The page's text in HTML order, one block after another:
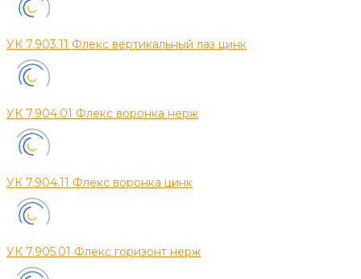
УК 7.903.11 Флекс вертикальный лаз цинк
УК 7.904.01 Флекс воронка нерж
УК 7.904.11 Флекс воронка цинк
УК 7.905.01 Флекс горизонт нерж